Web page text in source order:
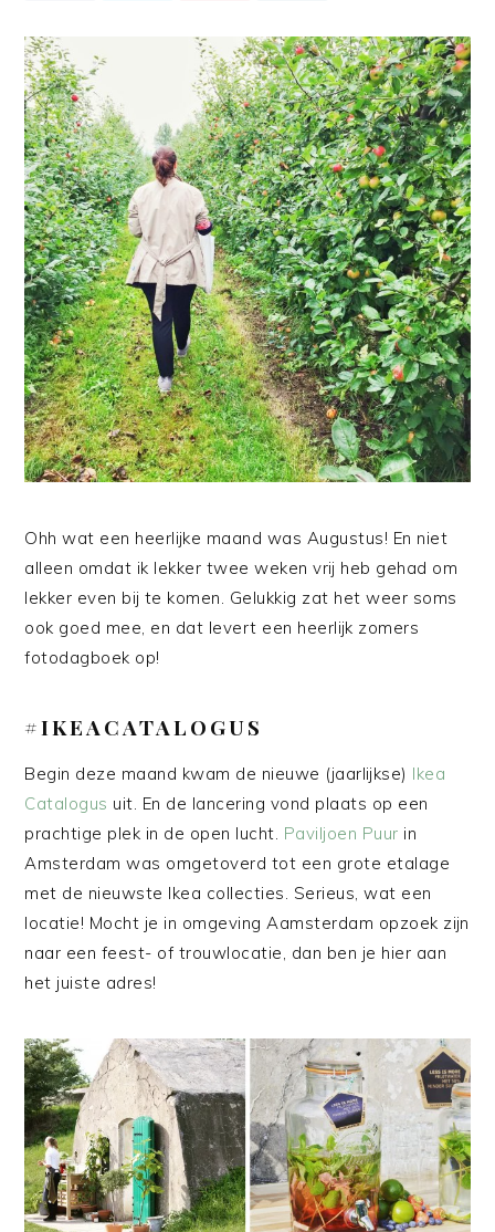
Ohh wat een heerlijke maand was Augustus! En niet
alleen omdat ik lekker twee weken vrij heb gehad om
lekker even bij te komen. Gelukkig zat het weer soms
ook goed mee, en dat levert een heerlijk zomers
fotodagboek op!
#IKEACATALOGUS
Begin deze maand kwam de nieuwe (jaarlijkse) Ikea
Catalogus uit. En de lancering vond plaats op een
prachtige plek in de open lucht. Paviljoen Puur in
Amsterdam was omgetoverd tot een grote etalage
met de nieuwste Ikea collecties. Serieus, wat een
locatie! Mocht je in omgeving Aamsterdam opzoek zijn
naar een feest- of trouwlocatie, dan ben je hier aan
het juiste adres!